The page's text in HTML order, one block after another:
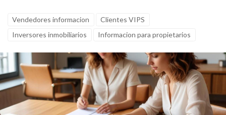
Vendedores informacion
Clientes VIPS
Inversores inmobiliarios
Informacion para propietarios